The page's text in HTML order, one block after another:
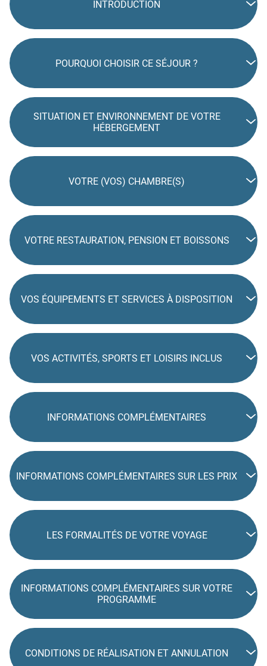
INTRODUCTION
POURQUOI CHOISIR CE SÉJOUR ?
SITUATION ET ENVIRONNEMENT DE VOTRE
HÉBERGEMENT
VOTRE (VOS) CHAMBRE(S)
VOTRE RESTAURATION, PENSION ET BOISSONS
VOS ÉQUIPEMENTS ET SERVICES À DISPOSITION
VOS ACTIVITÉS, SPORTS ET LOISIRS INCLUS
INFORMATIONS COMPLÉMENTAIRES
INFORMATIONS COMPLÉMENTAIRES SUR LES PRIX
LES FORMALITÉS DE VOTRE VOYAGE
INFORMATIONS COMPLÉMENTAIRES SUR VOTRE
PROGRAMME
CONDITIONS DE RÉALISATION ET ANNULATION